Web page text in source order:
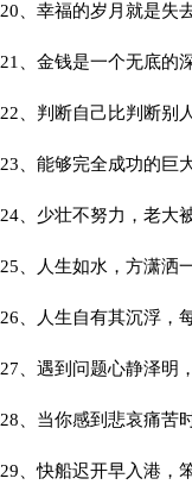
20、幸福的岁月就是
21、金钱是一个无底的
22、判断自己比判断
23、能够完全成功的巨
24、少壮不努力，老大
25、人生如水，方潇洒一
26、人生自有其沉浮，
27、遇到问题心静泽明
28、当你感到悲哀痛苦
29、快船迟开早入港，